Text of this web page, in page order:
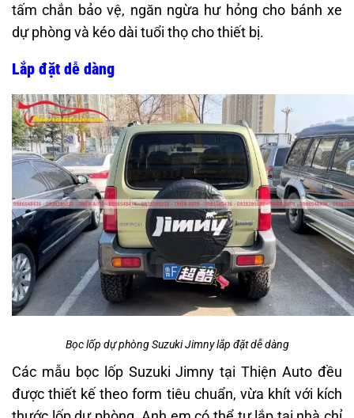
tấm chắn bảo vệ, ngăn ngừa hư hỏng cho bánh xe
dự phòng và kéo dài tuổi thọ cho thiết bị.
Lắp đặt dễ dàng
Bọc lốp dự phòng Suzuki Jimny lắp đặt dễ dàng
Các mẫu bọc lốp Suzuki Jimny tại Thiện Auto đều
được thiết kế theo form tiêu chuẩn, vừa khít với kích